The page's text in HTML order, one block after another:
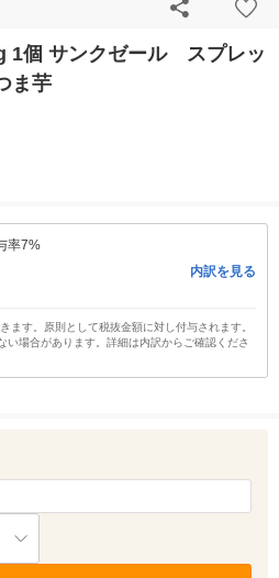
1個 サンクゼール スプレッ
ま芋
率7%
内訳を見る
ます。原則として税抜金額に対し付与されます。
い場合があります。詳細は内訳からご確認くださ